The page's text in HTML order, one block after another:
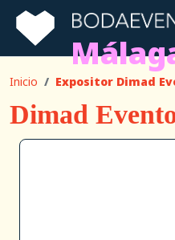
Inicio Expositor Dimad
Dimad